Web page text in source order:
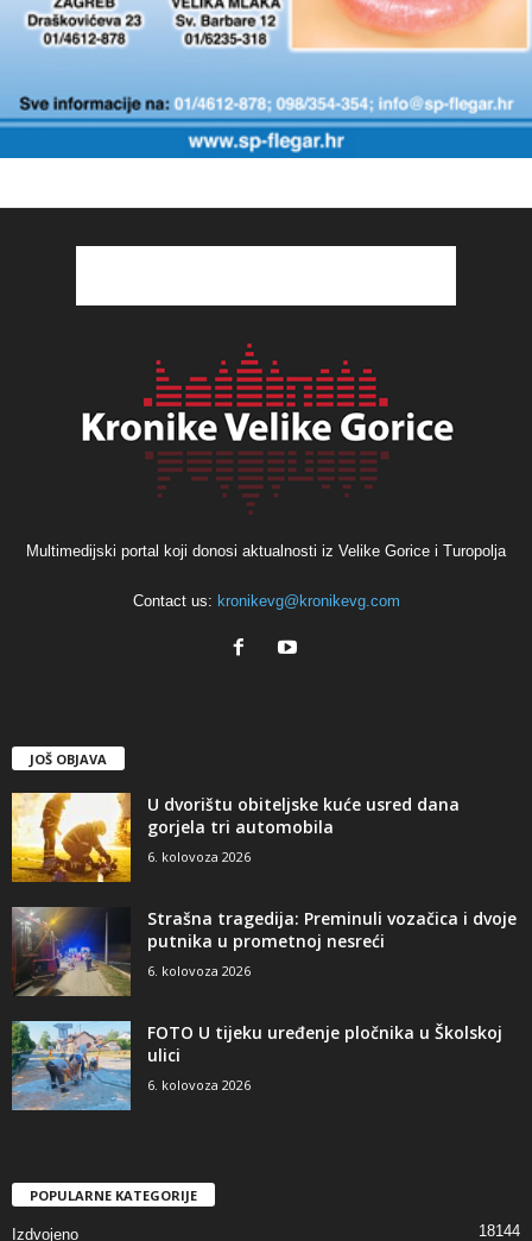
Multimedijski portal koji donosi aktualnosti iz Velike Gorice i Turopolja
Contact us: kronikevg@kronikevg.com
JOŠ OBJAVA
U dvorištu obiteljske kuće usred dana
gorjela tri automobila
6. kolovoza 2026
Strašna tragedija: Preminuli vozačica i dvoje
putnika u prometnoj nesreći
6. kolovoza 2026
FOTO U tijeku uređenje pločnika u Školskoj
ulici
6. kolovoza 2026
POPULARNE KATEGORIJE
Izdvojeno 18144